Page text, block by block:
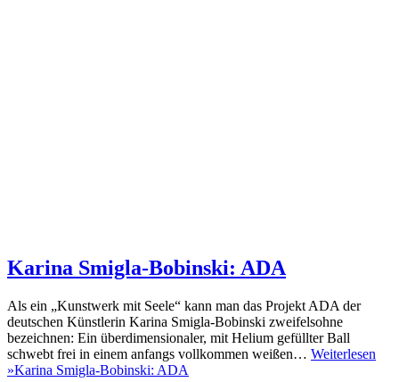
Karina Smigla-Bobinski: ADA
Als ein „Kunstwerk mit Seele“ kann man das Projekt ADA der
deutschen Künstlerin Karina Smigla-Bobinski zweifelsohne
bezeichnen: Ein überdimensionaler, mit Helium gefüllter Ball
schwebt frei in einem anfangs vollkommen weißen… Weiterlesen
»Karina Smigla-Bobinski: ADA